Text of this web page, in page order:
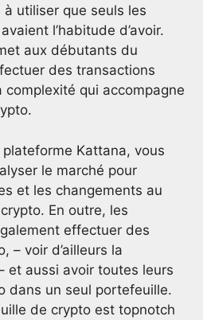
utiliser que seuls les
l’habitude d’avoir.
aux débutants du
des transactions
qui accompagne
Kattana, vous
le marché pour
et les changements au
En outre, les
effectuer des
– voir d’ailleurs la
et aussi avoir toutes leurs
dans un seul portefeuille.
de crypto est topnotch